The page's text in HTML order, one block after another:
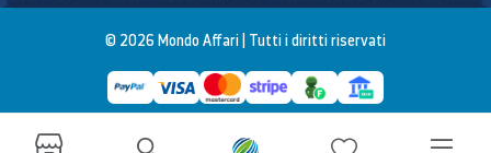
Classe di efficienza energetica
© 2026 Mondo Affari | Tutti i diritti riservati